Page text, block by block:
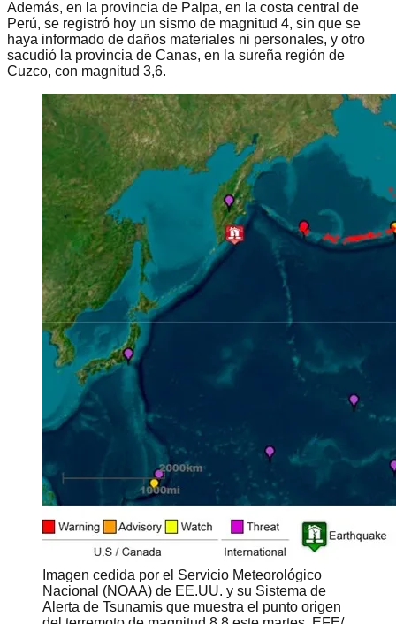
Además, en la provincia de Palpa, en la costa central de
Perú, se registró hoy un sismo de magnitud 4, sin que se
haya informado de daños materiales ni personales, y otro
sacudió la provincia de Canas, en la sureña región de
Cuzco, con magnitud 3,6.
Imagen cedida por el Servicio Meteorológico
Nacional (NOAA) de EE.UU. y su Sistema de
Alerta de Tsunamis que muestra el punto origen